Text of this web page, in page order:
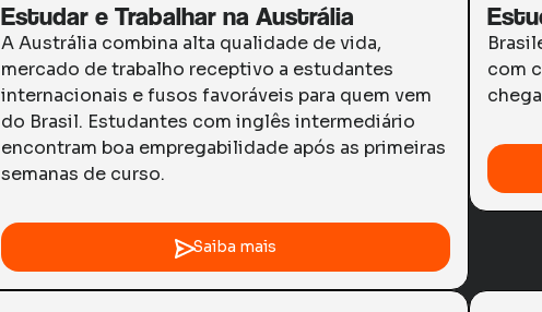
Estudar e Trabalhar na Austrália
A Austrália combina alta qualidade de vida,
mercado de trabalho receptivo a estudantes
internacionais e fusos favoráveis para quem vem
do Brasil. Estudantes com inglês intermediário
encontram boa empregabilidade após as primeiras
semanas de curso.
Saiba mais
com